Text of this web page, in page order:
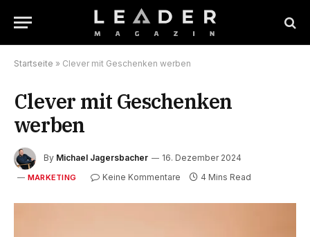
Startseite » Clever mit Geschenken werben
Clever mit Geschenken
werben
By Michael Jagersbacher 16. Dezember 2024
MARKETING Keine Kommentare 4 Mins Read